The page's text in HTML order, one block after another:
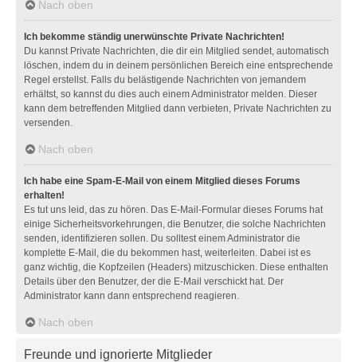
Nach oben
Ich bekomme ständig unerwünschte Private Nachrichten!
Du kannst Private Nachrichten, die dir ein Mitglied sendet, automatisch
löschen, indem du in deinem persönlichen Bereich eine entsprechende
Regel erstellst. Falls du belästigende Nachrichten von jemandem
erhältst, so kannst du dies auch einem Administrator melden. Dieser
kann dem betreffenden Mitglied dann verbieten, Private Nachrichten zu
versenden.
Nach oben
Ich habe eine Spam-E-Mail von einem Mitglied dieses Forums
erhalten!
Es tut uns leid, das zu hören. Das E-Mail-Formular dieses Forums hat
einige Sicherheitsvorkehrungen, die Benutzer, die solche Nachrichten
senden, identifizieren sollen. Du solltest einem Administrator die
komplette E-Mail, die du bekommen hast, weiterleiten. Dabei ist es
ganz wichtig, die Kopfzeilen (Headers) mitzuschicken. Diese enthalten
Details über den Benutzer, der die E-Mail verschickt hat. Der
Administrator kann dann entsprechend reagieren.
Nach oben
Freunde und ignorierte Mitglieder